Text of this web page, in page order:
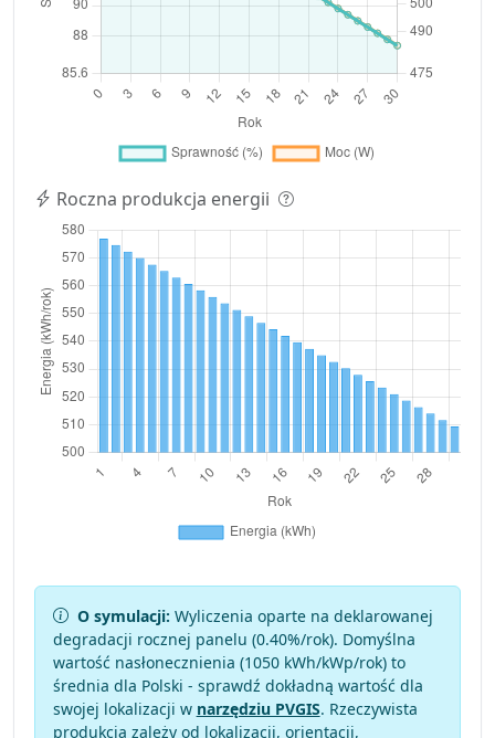
Roczna produkcja energii
O symulacji: Wyliczenia oparte na deklarowanej
degradacji rocznej panelu (0.40%/rok). Domyślna
wartość nasłonecznienia (1050 kWh/kWp/rok) to
średnia dla Polski - sprawdź dokładną wartość dla
swojej lokalizacji w narzędziu PVGIS. Rzeczywista
produkcja zależy od lokalizacji, orientacji,